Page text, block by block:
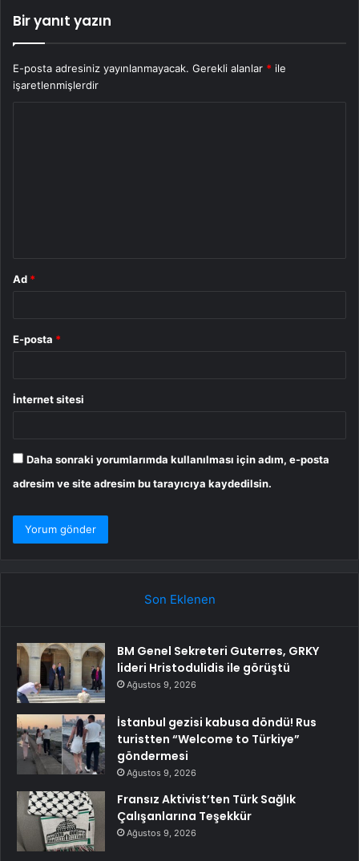
Bir yanıt yazın
E-posta adresiniz yayınlanmayacak. Gerekli alanlar * ile
işaretlenmişlerdir
Ad *
E-posta *
İnternet sitesi
Daha sonraki yorumlarımda kullanılması için adım, e-posta
adresim ve site adresim bu tarayıcıya kaydedilsin.
Son Eklenen
BM Genel Sekreteri Guterres, GRKY
lideri Hristodulidis ile görüştü
Ağustos 9, 2026
İstanbul gezisi kabusa döndü! Rus
turistten “Welcome to Türkiye”
göndermesi
Ağustos 9, 2026
Fransız Aktivist’ten Türk Sağlık
Çalışanlarına Teşekkür
Ağustos 9, 2026